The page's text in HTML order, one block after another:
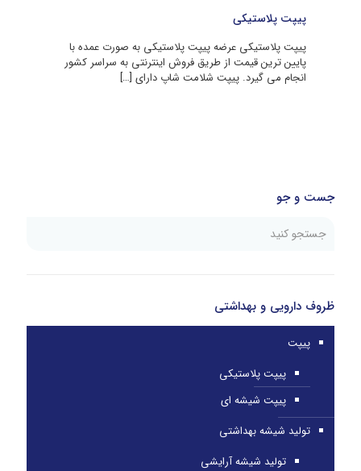
پیپت پلاستیکی
پیپت پلاستیکی عرضه پیپت پلاستیکی به صورت عمده با
پایین ترین قیمت از طریق فروش اینترنتی به سراسر کشور
انجام می گیرد. پیپت شلامت شاپ دارای […]
جست و جو
ظروف دارویی و بهداشتی
پیپت
پیپت پلاستیکی
پیپت شیشه ای
تولید شیشه بهداشتی
تولید شیشه آرایشی